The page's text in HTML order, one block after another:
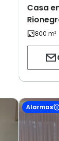
Casa
Alarmas